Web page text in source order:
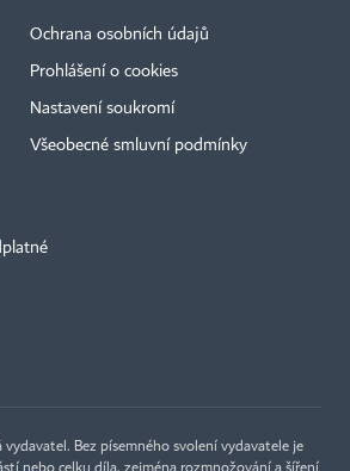
Ochrana osobních údajů
Prohlášení o cookies
Nastavení soukromí
Všeobecné smluvní podmínky
Bez písemného svolení vydavatele je